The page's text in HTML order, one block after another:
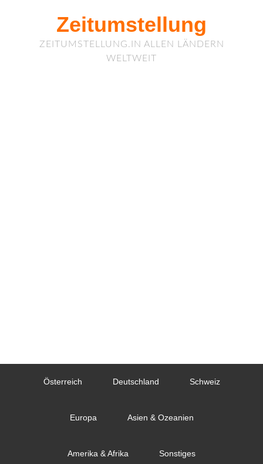
Zeitumstellung
ZEITUMSTELLUNG.IN ALLEN LÄNDERN
WELTWEIT
Österreich Deutschland Schweiz
Europa Asien & Ozeanien
Amerika & Afrika Sonstiges